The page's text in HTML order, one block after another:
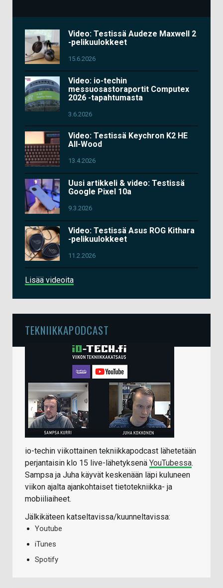
Video: Testissä Audeze Maxwell 2
-pelikuulokkeet
15.6.2026
Video: io-techin
messuosastoraportit Computex
2026 -tapahtumasta
3.6.2026
Video: Testissä Keychron K2 HE
All-Wood
13.4.2026
Uusi artikkeli & video: Testissä
Google Pixel 10a
9.3.2026
Video: Testissä Asus ROG Kithara
-pelikuulokkeet
11.2.2026
Lisää videoita
TEKNIIKKAPODCAST
io-techin viikottainen tekniikkapodcast lähetetään
perjantaisin klo 15 live-lähetyksenä YouTubessa.
Sampsa ja Juha käyvät keskenään läpi kuluneen
viikon ajalta ajankohtaiset tietotekniikka- ja
mobiiliaiheet.
Jälkikäteen katseltavissa/kuunneltavissa:
Youtube
iTunes
Spotify